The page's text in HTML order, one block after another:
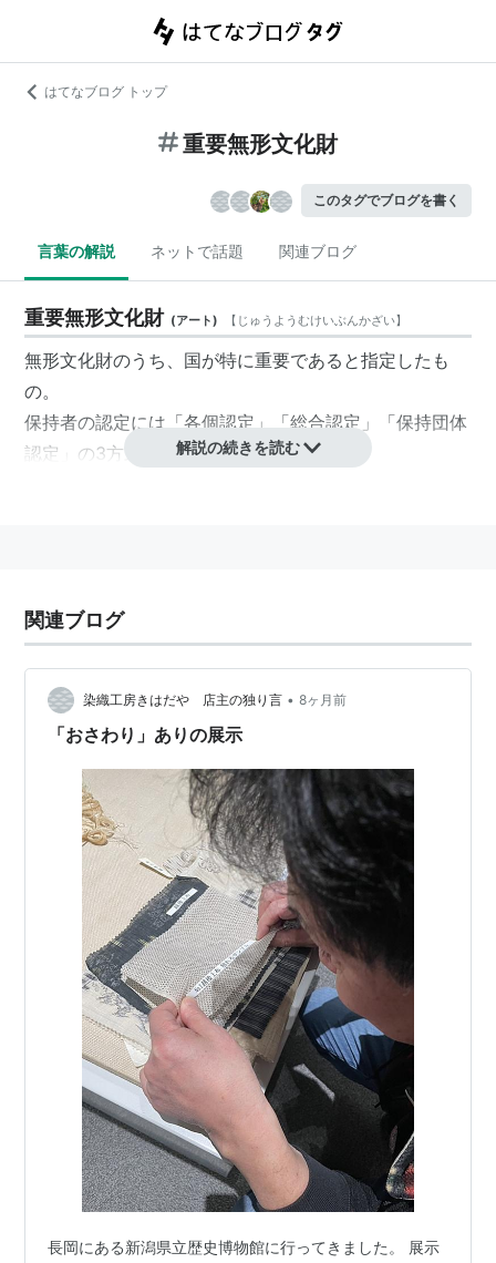
はてなブログ トップ
重要無形文化財
このタグでブログを書く
言葉の解説 ネットで話題 関連ブログ
重要無形文化財 (アート) 【 じゅうようむけいぶんかざい】
無形文化財のうち、国が特に重要であると指定したも
の。
保持者の認定には「各個認定」「総合認定」「保持団体
認定」の3方式がある。解説の続きを読む
関連ブログ
染織工房きはだや 店主の独り言 • 8ヶ月前
「おさわり」ありの展示
長岡にある新潟県立歴史博物館に行ってきました。 展示